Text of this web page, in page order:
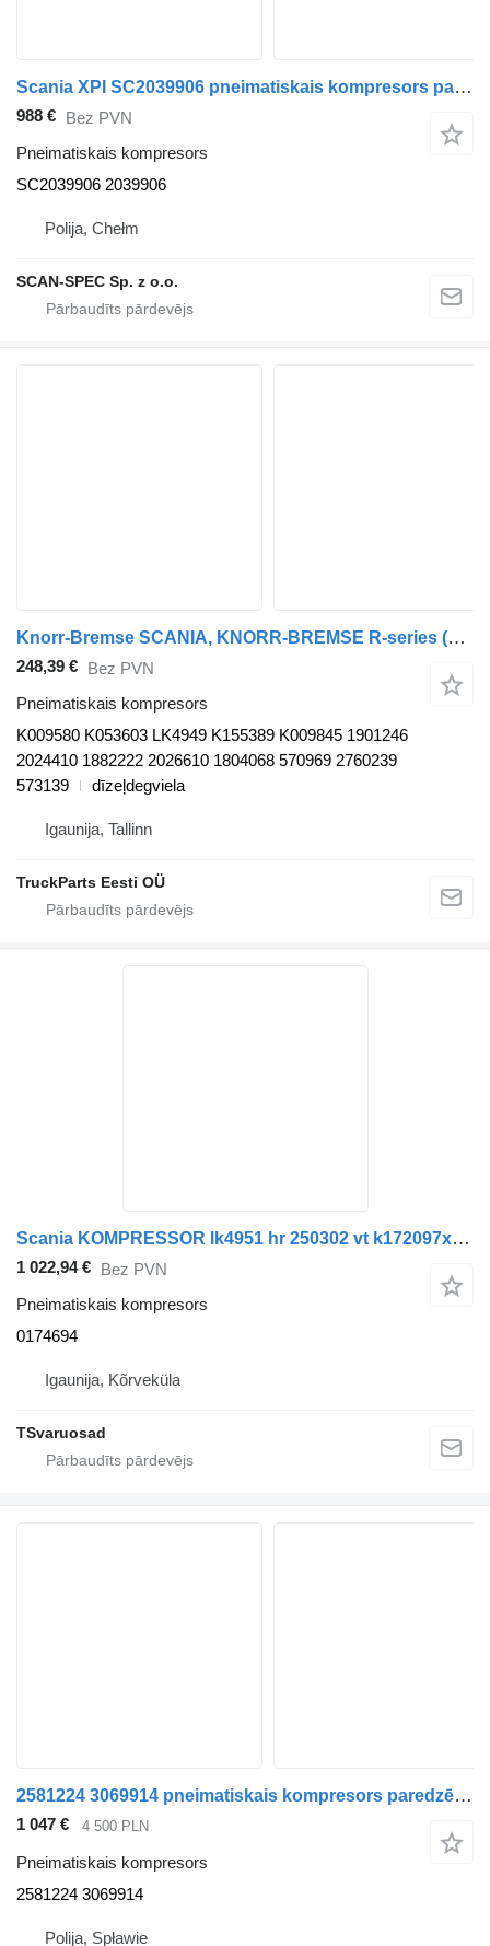
Scania XPI SC2039906 pneimatiskais kompresors paredzēts Scania SERIE R vilcēja
988 € Bez PVN
Pneimatiskais kompresors
SC2039906 2039906
Polija, Chełm
SCAN-SPEC Sp. z o.o.
Knorr-Bremse SCANIA, KNORR-BREMSE R-series (01.04-) K009580 pneimatiskais kompresors paredzēts Scania P,G,R,T-series (2004-2017) vilcēja
248,39 € Bez PVN
Pneimatiskais kompresors
K009580 K053603 LK4949 K155389 K009845 1901246
2024410 1882222 2026610 1804068 570969 2760239
573139
dīzeļdegviela
Igaunija, Tallinn
TruckParts Eesti OÜ
Scania KOMPRESSOR lk4951 hr 250302 vt k172097x00 0174694 pneimatiskais kompresors paredzēts vilcēja
1 022,94 € Bez PVN
Pneimatiskais kompresors
0174694
Igaunija, Kõrveküla
TSvaruosad
2581224 3069914 pneimatiskais kompresors paredzēts Scania SUPER 420 460 500 vilcēja
1 047 € 4 500 PLN
Pneimatiskais kompresors
2581224 3069914
Polija, Spławie